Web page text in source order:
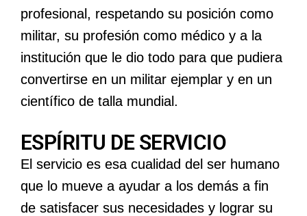
profesional, respetando su posición como
militar, su profesión como médico y a la
institución que le dio todo para que pudiera
convertirse en un militar ejemplar y en un
científico de talla mundial.
ESPÍRITU DE SERVICIO
El servicio es esa cualidad del ser humano
que lo mueve a ayudar a los demás a fin
de satisfacer sus necesidades y lograr su